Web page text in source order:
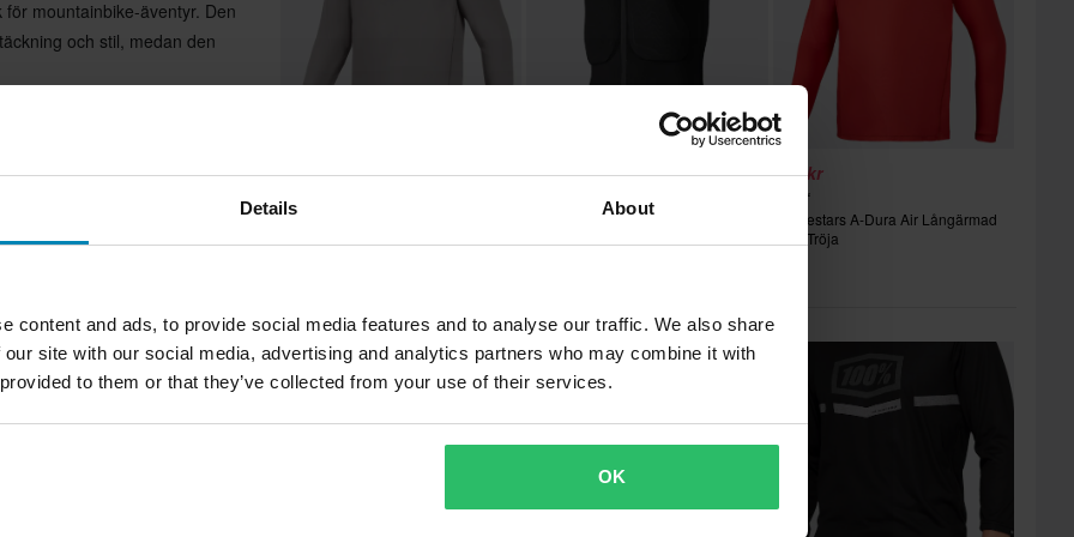
Details About
content and ads, to provide social media features and to analyse our traffic. We also share
site with our social media, advertising and analytics partners who may combine it with
to them or that they’ve collected from your use of their services.
OK
mountainbike-äventyr. Den
och stil, medan den
flexibilitet
snabb torkning och komfort
baksidan
609 kr
Alpinestars A-Dura Ride
1 589 kr -15%
Alpinestars A-Motion Plasma MTB-
609 kr
669 kr
Alpinestars A-Dura Air Långärmad
MTB-Tröja
Superpris! Superpris!